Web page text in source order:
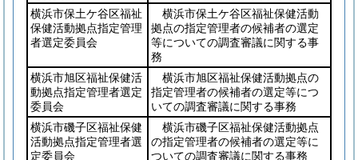
横浜市保土ケ谷区福祉
保健活動拠点指定管理
者選定委員会
横浜市保土ケ谷区福祉保健活動
拠点の指定管理者の候補者の選定
等についての調査審議に関する事
務
横浜市旭区福祉保健活
動拠点指定管理者選定
委員会
横浜市旭区福祉保健活動拠点の
指定管理者の候補者の選定等につ
いての調査審議に関する事務
横浜市磯子区福祉保健
活動拠点指定管理者選
定委員会
横浜市磯子区福祉保健活動拠点
の指定管理者の候補者の選定等に
ついての調査審議に関する事務